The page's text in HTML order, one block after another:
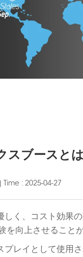
スブースと
Time : 2025-04-27
、コスト効果
を向上させること
レイとして使用